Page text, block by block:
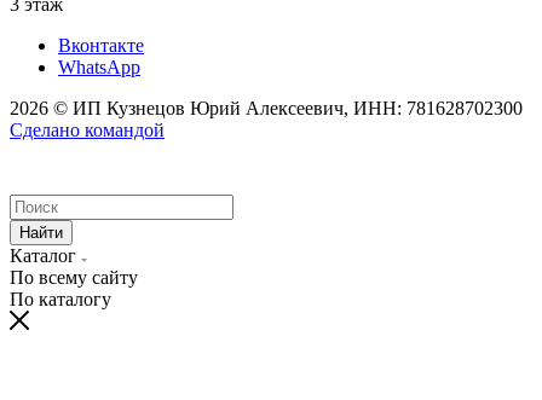
Вконтакте
WhatsApp
2026 © ИП Кузнецов Юрий Алексеевич, ИНН: 781628702300
Сделано командой
Найти
Каталог
По всему сайту
По каталогу